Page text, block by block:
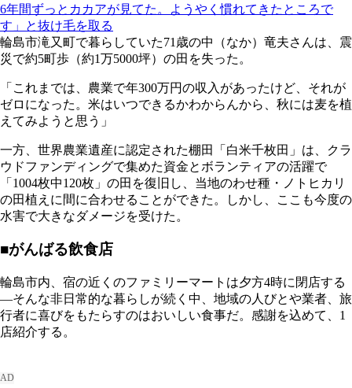
6年間ずっとカカアが見てた。ようやく慣れてきたところで
す」と抜け毛を取る
輪島市滝又町で暮らしていた71歳の中（なか）竜夫さんは、震
災で約5町歩（約1万5000坪）の田を失った。
「これまでは、農業で年300万円の収入があったけど、それが
ゼロになった。米はいつできるかわからんから、秋には麦を植
えてみようと思う」
一方、世界農業遺産に認定された棚田「白米千枚田」は、クラ
ウドファンディングで集めた資金とボランティアの活躍で
「1004枚中120枚」の田を復旧し、当地のわせ種・ノトヒカリ
の田植えに間に合わせることができた。しかし、ここも今度の
水害で大きなダメージを受けた。
■がんばる飲食店
輪島市内、宿の近くのファミリーマートは夕方4時に閉店する
―そんな非日常的な暮らしが続く中、地域の人びとや業者、旅
行者に喜びをもたらすのはおいしい食事だ。感謝を込めて、1
店紹介する。